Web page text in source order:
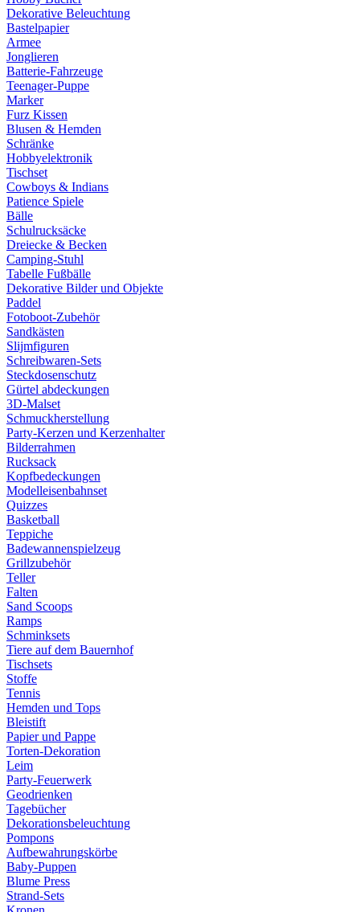
Dekorative Beleuchtung
Bastelpapier
Armee
Jonglieren
Batterie-Fahrzeuge
Teenager-Puppe
Marker
Furz Kissen
Blusen & Hemden
Schränke
Hobbyelektronik
Tischset
Cowboys & Indians
Patience Spiele
Bälle
Schulrucksäcke
Dreiecke & Becken
Camping-Stuhl
Tabelle Fußbälle
Dekorative Bilder und Objekte
Paddel
Fotoboot-Zubehör
Sandkästen
Slijmfiguren
Schreibwaren-Sets
Steckdosenschutz
Gürtel abdeckungen
3D-Malset
Schmuckherstellung
Party-Kerzen und Kerzenhalter
Bilderrahmen
Rucksack
Kopfbedeckungen
Modelleisenbahnset
Quizzes
Basketball
Teppiche
Badewannenspielzeug
Grillzubehör
Teller
Falten
Sand Scoops
Ramps
Schminksets
Tiere auf dem Bauernhof
Tischsets
Stoffe
Tennis
Hemden und Tops
Bleistift
Papier und Pappe
Torten-Dekoration
Leim
Party-Feuerwerk
Geodrienken
Tagebücher
Dekorationsbeleuchtung
Pompons
Aufbewahrungskörbe
Baby-Puppen
Blume Press
Strand-Sets